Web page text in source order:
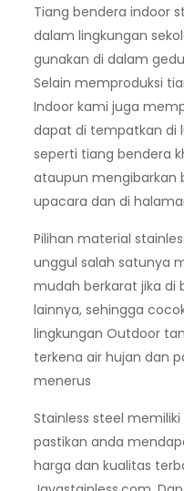
Tiang bendera indoor
dalam lingkungan
gunakan di dalam
Selain memproduksi
Indoor kami juga
dapat di tempatkan di
seperti tiang bendera
ataupun mengibarkan
upacara dan di
Pilihan material
unggul salah satunya
mudah berkarat jika di
lainnya, sehingga
lingkungan Outdoor
terkena air hujan dan
menerus
Stainless steel
pastikan anda
harga dan kualitas